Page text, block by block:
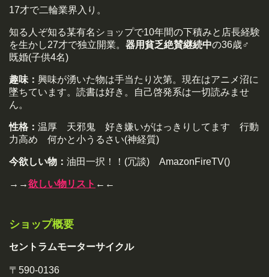
17才で二輪業界入り。
知る人ぞ知る某有名ショップで10年間の下積みと店長経験
を生かし27才で独立開業。 器用貧乏絶賛継続中の36歳♂
既婚(子供4名)
趣味： 興味が湧いた物は手当たり次第。現在はアニメ沼に
墜ちています。読書は好き。自己啓発系は一切読みませ
ん。
性格： 温厚 天邪鬼 好き嫌いがはっきりしてます 行動
力高め 何かと小うるさい(神経質)
今欲しい物： 油田一択！！(冗談) AmazonFireTV()
→→欲しい物リスト ←←
ショップ概要
セントラムモーターサイクル
〒590-0136